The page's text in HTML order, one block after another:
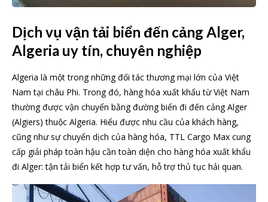
Dịch vụ vận tải biển đến cảng Alger,
Algeria uy tín, chuyên nghiệp
Algeria là một trong những đối tác thương mại lớn của Việt
Nam tại châu Phi. Trong đó, hàng hóa xuất khẩu từ Việt Nam
thường được vận chuyển bằng đường biển đi đến cảng Alger
(Algiers) thuộc Algeria. Hiểu được nhu cầu của khách hàng,
cũng như sự chuyển dịch của hàng hóa, TTL Cargo Max cung
cấp giải pháp toàn hậu cần toàn diện cho hàng hóa xuất khẩu
đi Alger: tận tải biển kết hợp tư vấn, hỗ trợ thủ tục hải quan.